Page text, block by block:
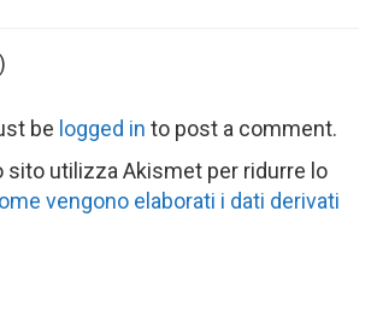
be logged in to post a comment.
sito utilizza Akismet per ridurre lo
vengono elaborati i dati derivati